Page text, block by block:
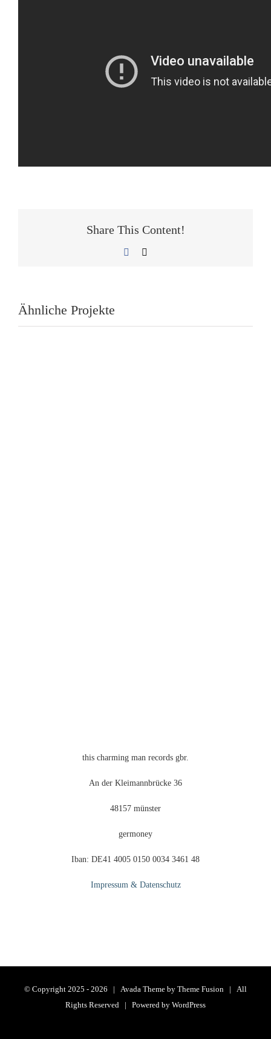
Share This Content!
Facebook
Ähnliche Projekte
this charming man records gbr.
An der Kleimannbrücke 36
48157 münster
germoney
Iban: DE41 4005 0150 0034 3461 48
Impressum & Datenschutz
© Copyright 2025 - 2026 | Avada Theme by Theme Fusion | All
Rights Reserved | Powered by WordPress